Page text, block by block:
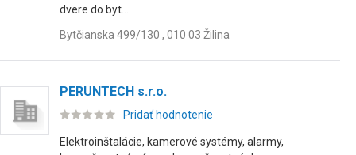
dvere do byt...
Bytčianska 499/130 , 010 03 Žilina
PERUNTECH s.r.o.
Pridať hodnotenie
Elektroinštalácie, kamerové systémy, alarmy,